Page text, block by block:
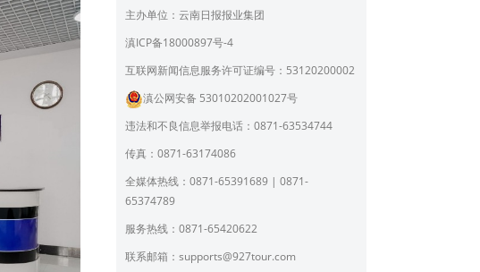
育厅
陕西省文化和旅游厅 甘肃省文化和旅游厅
青海省文化和旅游厅
宁夏回族自治区文化和旅
北京市文旅局
上海市文化和旅游局
员会
主办单位：云南日报报业集团
滇ICP备18000897号-4
互联网新闻信息服务许可证编号：53120200002
滇公网安备 53010202001027号
违法和不良信息举报电话：0871-63534744
传真：0871-63174086
全媒体热线：0871-65391689 | 0871-
65374789
服务热线：0871-65420622
联系邮箱： supports@927tour.com